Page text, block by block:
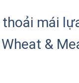
mái
&